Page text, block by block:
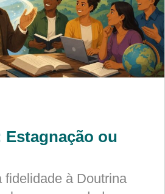
ou
fidelidade à Doutrina